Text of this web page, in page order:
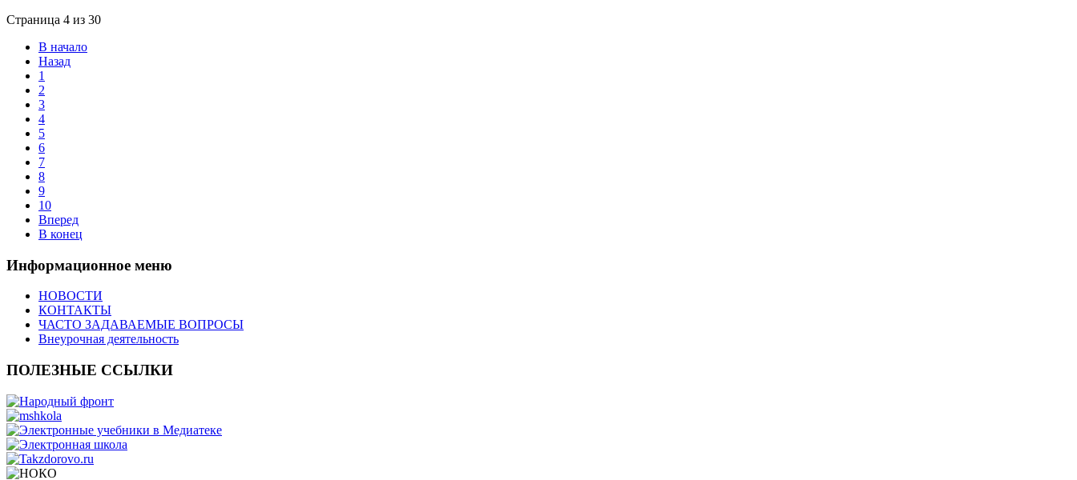
Страница 4 из 30
В начало
Назад
1
2
3
4
5
6
7
8
9
10
Вперед
В конец
Информационное меню
НОВОСТИ
КОНТАКТЫ
ЧАСТО ЗАДАВАЕМЫЕ ВОПРОСЫ
Внеурочная деятельность
ПОЛЕЗНЫЕ ССЫЛКИ